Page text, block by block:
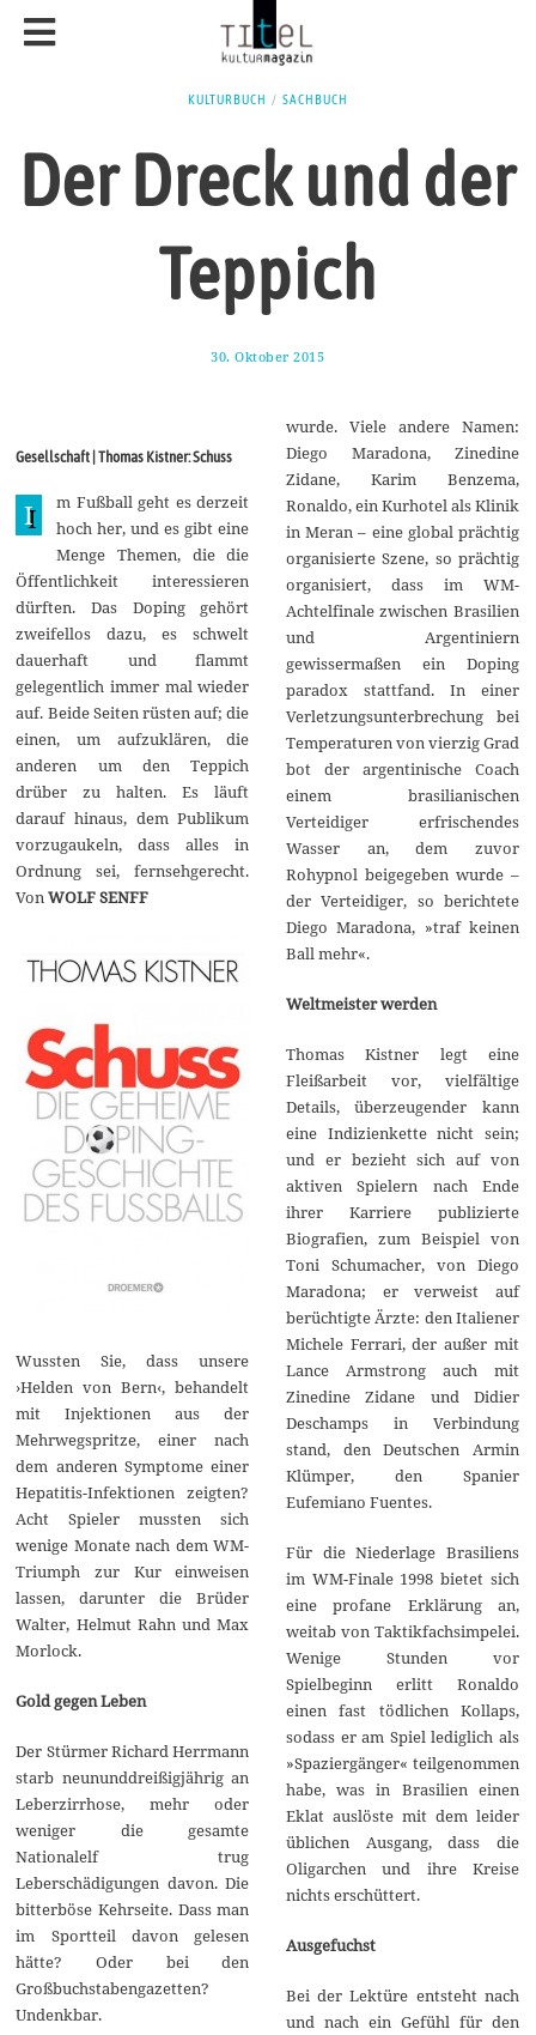
KULTURBUCH / SACHBUCH
Der Dreck und der
Teppich
30. Oktober 2015
a
u
a
r
2
0
1
Gesellschaft | Thomas Kistner: Schuss
I
m Fußball geht es derzeit
hoch her, und es gibt eine
Menge Themen, die die
Öffentlichkeit interessieren
dürften. Das Doping gehört
zweifellos dazu, es schwelt
dauerhaft und flammt
gelegentlich immer mal wieder
auf. Beide Seiten rüsten auf; die
einen, um aufzuklären, die
anderen um den Teppich
drüber zu halten. Es läuft
darauf hinaus, dem Publikum
vorzugaukeln, dass alles in
Ordnung sei, fernsehgerecht.
VonWOLF SENFF
Wussten Sie, dass unsere
›Helden von Bern‹, behandelt
mit Injektionen aus der
Mehrwegspritze, einer nach
dem anderen Symptome einer
Hepatitis-Infektionen zeigten?
Acht Spieler mussten sich
wenige Monate nach dem WM-
Triumph zur Kur einweisen
lassen, darunter die Brüder
Walter, Helmut Rahn und Max
Morlock.
Gold gegen Leben
Der Stürmer Richard Herrmann
starb neununddreißigjährig an
Leberzirrhose, mehr oder
weniger die gesamte
Nationalelf trug
Leberschädigungen davon. Die
bitterböse Kehrseite. Dass man
im Sportteil davon gelesen
hätte? Oder bei den
Großbuchstabengazetten?
Undenkbar.
wurde. Viele andere Namen:
Diego Maradona, Zinedine
Zidane, Karim Benzema,
Ronaldo, ein Kurhotel als Klinik
in Meran – eine global prächtig
organisierte Szene, so prächtig
organisiert, dass im WM-
Achtelfinale zwischen Brasilien
und Argentiniern
gewissermaßen ein Doping
paradox stattfand. In einer
Verletzungsunterbrechung bei
Temperaturen von vierzig Grad
bot der argentinische Coach
einem brasilianischen
Verteidiger erfrischendes
Wasser an, dem zuvor
Rohypnol beigegeben wurde –
der Verteidiger, so berichtete
Diego Maradona, »traf keinen
Ball mehr«.
Weltmeister werden
Thomas Kistner legt eine
Fleißarbeit vor, vielfältige
Details, überzeugender kann
eine Indizienkette nicht sein;
und er bezieht sich auf von
aktiven Spielern nach Ende
ihrer Karriere publizierte
Biografien, zum Beispiel von
Toni Schumacher, von Diego
Maradona; er verweist auf
berüchtigte Ärzte: den Italiener
Michele Ferrari, der außer mit
Lance Armstrong auch mit
Zinedine Zidane und Didier
Deschamps in Verbindung
stand, den Deutschen Armin
Klümper, den Spanier
Eufemiano Fuentes.
Für die Niederlage Brasiliens
im WM-Finale 1998 bietet sich
eine profane Erklärung an,
weitab von Taktikfachsimpelei.
Wenige Stunden vor
Spielbeginn erlitt Ronaldo
einen fast tödlichen Kollaps,
sodass er am Spiel lediglich als
»Spaziergänger« teilgenommen
habe, was in Brasilien einen
Eklat auslöste mit dem leider
üblichen Ausgang, dass die
Oligarchen und ihre Kreise
nichts erschüttert.
Ausgefuchst
Bei der Lektüre entsteht nach
und nach ein Gefühl für den